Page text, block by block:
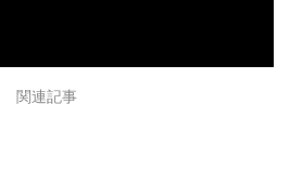
関連記事